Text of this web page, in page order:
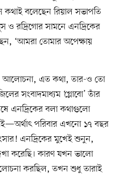
কথাই বলেছেন রিয়াল সভাপতি
ও রদ্রিগোর সামনে এনদ্রিকের
‘আমরা তোমার অপেক্ষায়
আলোচনা, এত কথা, তার-ও তো
সংবাদমাধ্যম ‘গ্লোবো’ তাঁর
এনদ্রিকের বলা কথাগুলো
পরিবার এখনো ১৭ বছর
এনদ্রিকের মুখেই শুনুন,
করেছি। কারণ যখন ভালো
করছিল, তখন শুধু তারাই